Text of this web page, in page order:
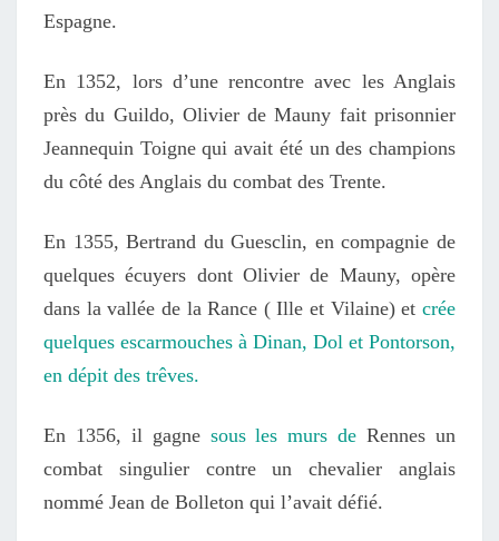
Espagne.
En 1352, lors d’une rencontre avec les Anglais
près du Guildo, Olivier de Mauny fait prisonnier
Jeannequin Toigne qui avait été un des champions
du côté des Anglais du combat des Trente.
En 1355, Bertrand du Guesclin, en compagnie de
quelques écuyers dont Olivier de Mauny, opère
dans la vallée de la Rance ( Ille et Vilaine) et crée
quelques escarmouches à Dinan, Dol et Pontorson,
en dépit des trêves.
En 1356, il gagne sous les murs deRennes un
combat singulier contre un chevalier anglais
nommé Jean de Bolleton qui l’avait défié.